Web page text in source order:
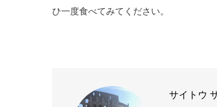
ひ一度食べてみてください。
サイトウ